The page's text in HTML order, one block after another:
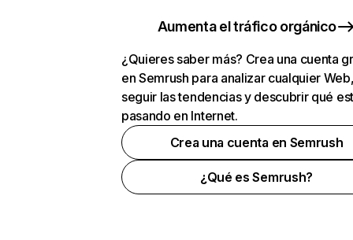
Aumenta el tráfico orgánico
¿Quieres saber más? Crea una cuenta
en Semrush para analizar cualquier
seguir las tendencias y descubrir qué
pasando en Internet.
Crea una cuenta en Semrush
¿Qué es Semrush?